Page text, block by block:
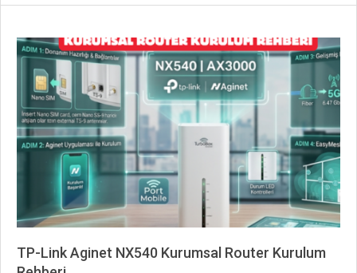
TP-Link Aginet NX540 Kurumsal Router Kurulum